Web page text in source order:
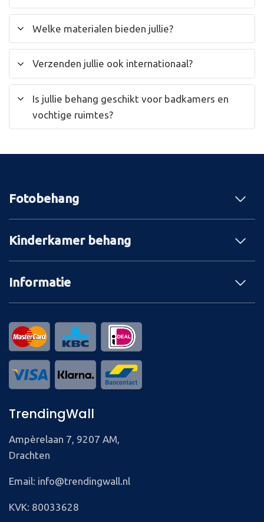
Welke materialen bieden jullie?
Verzenden jullie ook internationaal?
Is jullie behang geschikt voor badkamers en
vochtige ruimtes?
Fotobehang
Kinderkamer behang
Informatie
TrendingWall
Ampèrelaan 7, 9207 AM,
Drachten
Email: info@trendingwall.nl
KVK: 80033628